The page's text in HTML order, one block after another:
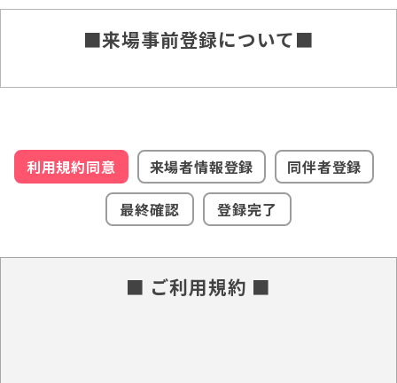
■来場事前登録について■
利用規約同意 来場者情報登録
同伴者登録
最終確認
登録完了
■ ご利用規約 ■